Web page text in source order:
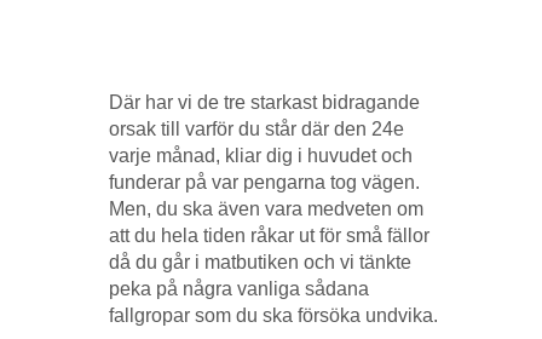
Där har vi de tre starkast bidragande
orsak till varför du står där den 24e
varje månad, kliar dig i huvudet och
funderar på var pengarna tog vägen.
Men, du ska även vara medveten om
att du hela tiden råkar ut för små fällor
då du går i matbutiken och vi tänkte
peka på några vanliga sådana
fallgropar som du ska försöka undvika.